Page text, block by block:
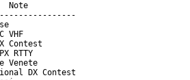
VHF
Contest
RTTY
DX Contest